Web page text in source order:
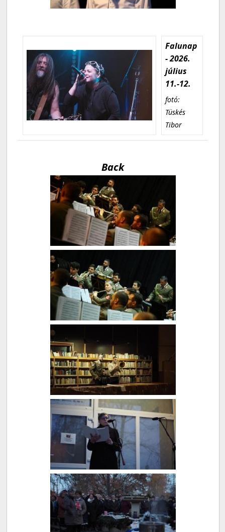
Falunap
- 2026.
július
11.-12.
fotó:
Tüskés
Tibor
Back